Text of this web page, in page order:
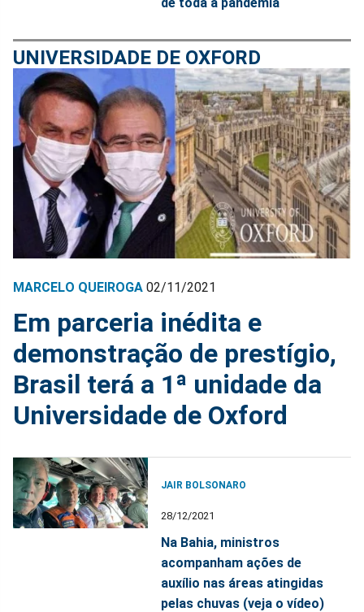
UNIVERSIDADE DE OXFORD
MARCELO QUEIROGA 02/11/2021
Em parceria inédita e
demonstração de prestígio,
Brasil terá a 1ª unidade da
Universidade de Oxford
JAIR BOLSONARO
28/12/2021
Na Bahia, ministros
acompanham ações de
auxílio nas áreas atingidas
pelas chuvas (veja o vídeo)